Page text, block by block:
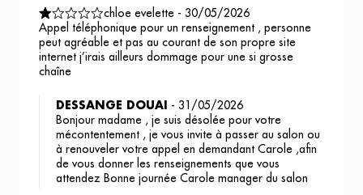
chloe evelette - 30/05/2026
Appel téléphonique pour un renseignement , personne
peut agréable et pas au courant de son propre site
internet j’irais ailleurs dommage pour une si grosse
chaîne
DESSANGE DOUAI - 31/05/2026
Bonjour madame , je suis désolée pour votre
mécontentement , je vous invite à passer au salon ou
à renouveler votre appel en demandant Carole ,afin
de vous donner les renseignements que vous
attendez Bonne journée Carole manager du salon